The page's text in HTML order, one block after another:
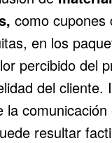
como cupones
en los
percibido del
del cliente.
la
resultar